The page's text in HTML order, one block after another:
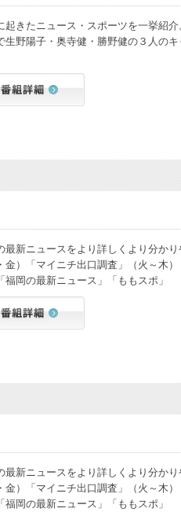
起きたニュース・スポーツを一挙紹
生野陽子・奥寺健・勝野健の３人の
最新ニュースをより詳しくより分か
金）「マイニチ出口調査」（火～木
福岡の最新ニュース」「ももスポ」
最新ニュースをより詳しくより分か
金）「マイニチ出口調査」（火～木
福岡の最新ニュース」「ももスポ」